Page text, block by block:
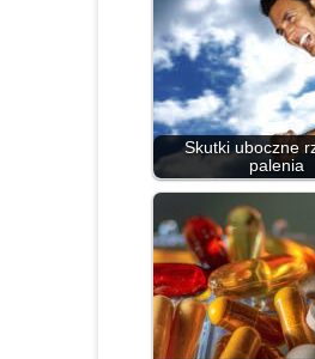
Skutki uboczne
palenia